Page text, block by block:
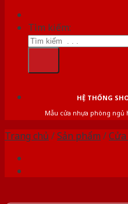
Tìm kiếm:
HỆ THỐNG
Mẫu cửa nhựa phòng ngủ
Trang chủ /Sản phẩm /